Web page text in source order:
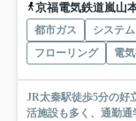
京福電気鉄道嵐山
都市ガス システ
フローリング
電
JR太秦駅徒歩5分の好
活施設も多く、通勤